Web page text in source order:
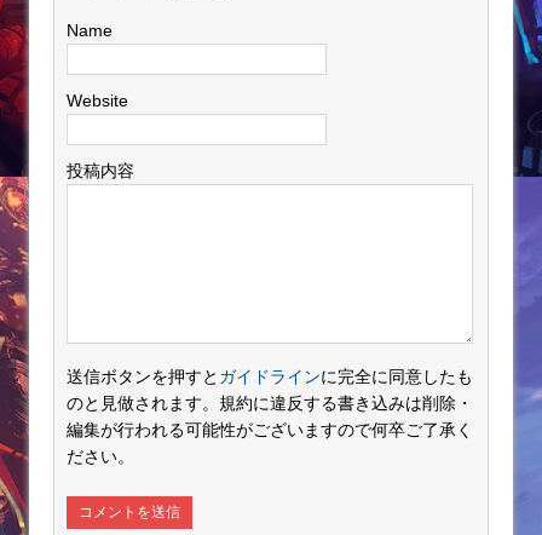
Name
Website
投稿内容
送信ボタンを押すと ガイドラインに完全に同意したも
のと見做されます。規約に違反する書き込みは削除・
編集が行われる可能性がございますので何卒ご了承く
ださい。